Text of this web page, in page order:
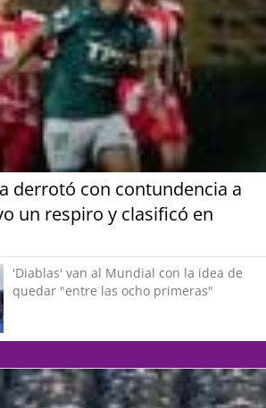
derrotó con contundencia a
un respiro y clasificó en
'Diablas' van al Mundial con la idea de
quedar "entre las ocho primeras"